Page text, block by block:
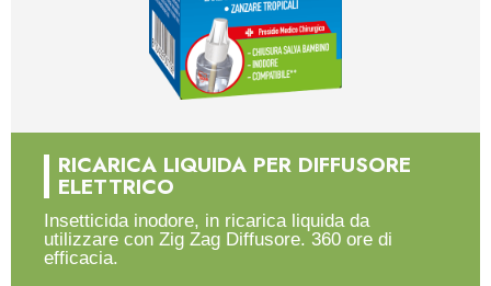
RICARICA LIQUIDA PER DIFFUSORE
ELETTRICO
Insetticida inodore, in ricarica liquida da
utilizzare con Zig Zag Diffusore. 360 ore di
efficacia.